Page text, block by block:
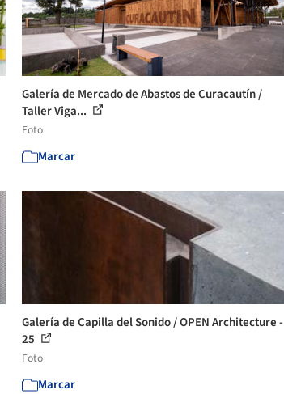
Galería de Mercado de Abastos de Curacautín /
Taller Viga...
Foto
Marcar
Galería de Capilla del Sonido / OPEN Architecture -
25
Foto
Marcar